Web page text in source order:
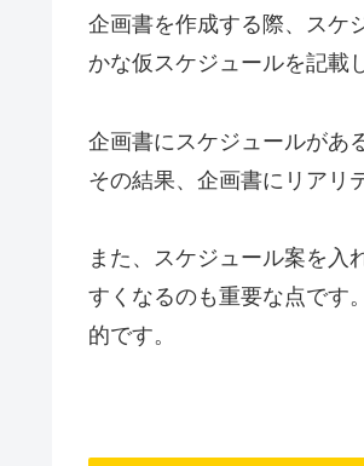
企画書を作成する際、スケ
かな仮スケジュールを記載
企画書にスケジュールがあ
その結果、企画書にリアリ
また、スケジュール案を入
すくなるのも重要な点です
的です。